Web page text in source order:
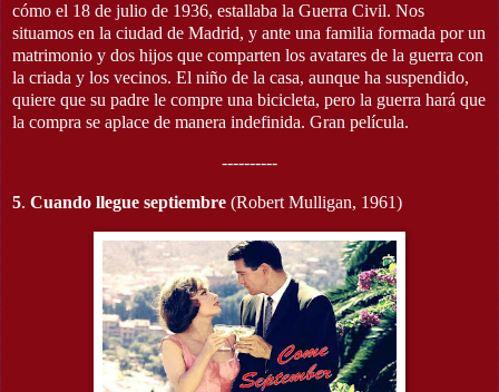
cómo el 18 de julio de 1936, estallaba la Guerra Civil. Nos
situamos en la ciudad de Madrid, y ante una familia formada por un
matrimonio y dos hijos que comparten los avatares de la guerra con
la criada y los vecinos. El niño de la casa, aunque ha suspendido,
quiere que su padre le compre una bicicleta, pero la guerra hará que
la compra se aplace de manera indefinida. Gran película.
----------
5. Cuando llegue septiembre (Robert Mulligan, 1961)